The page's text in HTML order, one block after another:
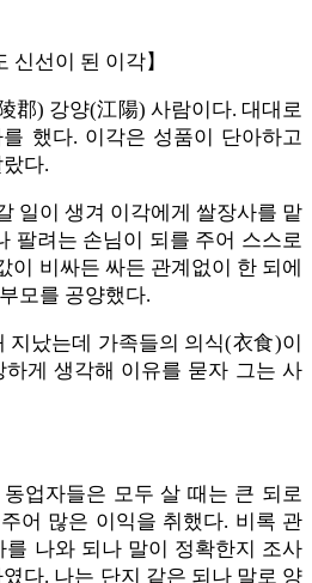
신선이 된 이각】
郡) 강양(江陽) 사람이다. 대대로
했다. 이각은 성품이 단아하고
다.
일이 생겨 이각에게 쌀장사를 맡
팔려는 손님이 되를 주어 스스로
이 비싸든 싸든 관계없이 한 되에
모를 공양했다.
지났는데 가족들의 의식(衣食)이
게 생각해 이유를 묻자 그는 사
업자들은 모두 살 때는 큰 되로
어 많은 이익을 취했다. 비록 관
나와 되나 말이 정확한지 조사
다. 나는 단지 같은 되나 말로 양